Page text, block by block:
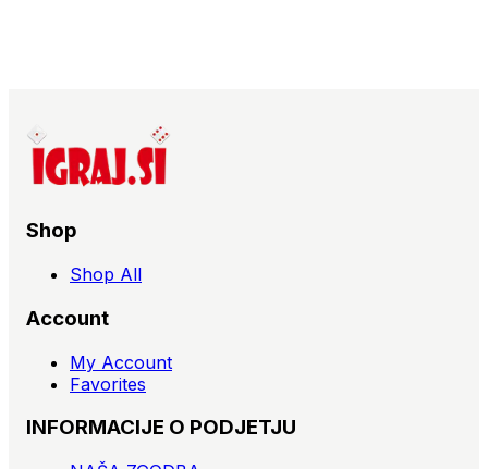
Shop
Shop All
Account
My Account
Favorites
INFORMACIJE O PODJETJU